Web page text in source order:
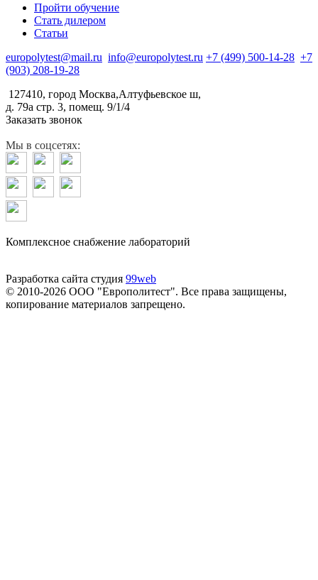
Пройти обучение
Стать дилером
Статьи
europolytest@mail.ru info@europolytest.ru +7 (499) 500-14-28 +7
(903) 208-19-28
127410, город Москва,Алтуфьевское ш,
д. 79а стр. 3, помещ. 9/1/4
Заказать звонок
Мы в соцсетях:
Комплексное снабжение лабораторий
Разработка сайта студия 99web
© 2010-2026 ООО "Европолитест". Все права защищены,
копирование материалов запрещено.